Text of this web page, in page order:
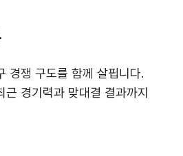
경쟁 구도를 함께 살핍니다.
근 경기력과 맞대결 결과까지